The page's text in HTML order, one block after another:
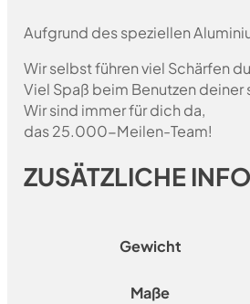
Aufgrund des speziellen
Wir selbst führen viel Schärfen
Viel Spaß beim Benutzen deiner
Wir sind immer für dich da,
das 25.000-Meilen-Team!
ZUSÄTZLICHE
Gewicht
Maße